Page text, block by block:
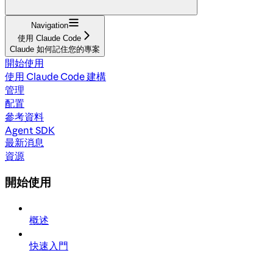
Navigation
使用 Claude Code
Claude 如何記住您的專案
開始使用
使用 Claude Code 建構
管理
配置
參考資料
Agent SDK
最新消息
資源
開始使用
概述
快速入門